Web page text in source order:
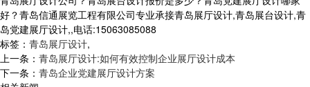
好？青岛信通展览工程有限公司专业承接青岛展厅设计,青岛展台设计,青
岛党建展厅设计,,电话:15063085088
标签： 青岛展厅设计,
上一条： 青岛展厅设计:如何有效控制企业展厅设计成本
下一条： 青岛企业党建展厅设计方案